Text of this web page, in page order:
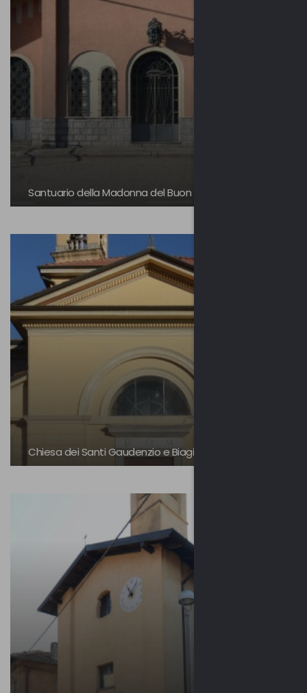
Santuario della Madonna del Buon Viaggio
Chiesa dei Santi Gaudenzio e Biagio | Vinago